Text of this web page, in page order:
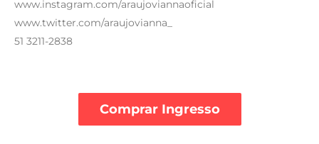
www.instagram.com/araujoviannaoficial
www.twitter.com/araujovianna_
51 3211-2838
Comprar Ingresso